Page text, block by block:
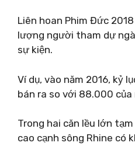
Liên hoan Phim Đức
lượng người tham dự
sự kiện.
Ví dụ, vào năm 2016, kỷ
bán ra so với 88.000
Trong hai căn lều lớn
cao cạnh sông Rhine có